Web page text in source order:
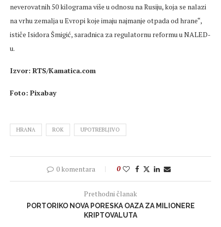
neverovatnih 50 kilograma više u odnosu na Rusiju, koja se nalazi
na vrhu zemalja u Evropi koje imaju najmanje otpada od hrane“,
ističe Isidora Šmigić, saradnica za regulatornu reformu u NALED-
u.
Izvor: RTS/Kamatica.com
Foto: Pixabay
HRANA ROK UPOTREBLJIVO
0 komentara 0
Prethodni članak
PORTORIKO NOVA PORESKA OAZA ZA MILIONERE
KRIPTOVALUTA